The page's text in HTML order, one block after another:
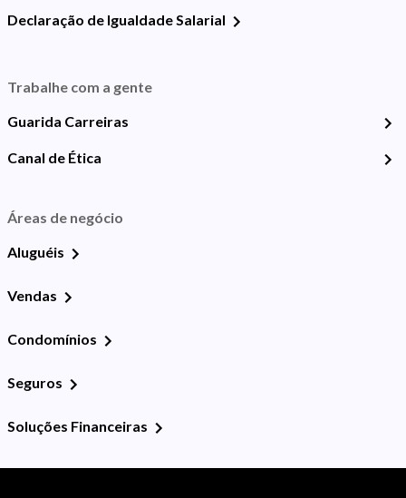
Declaração de Igualdade Salarial
Trabalhe com a gente
Guarida Carreiras
Canal de Ética
Áreas de negócio
Aluguéis
Vendas
Condomínios
Seguros
Soluções Financeiras